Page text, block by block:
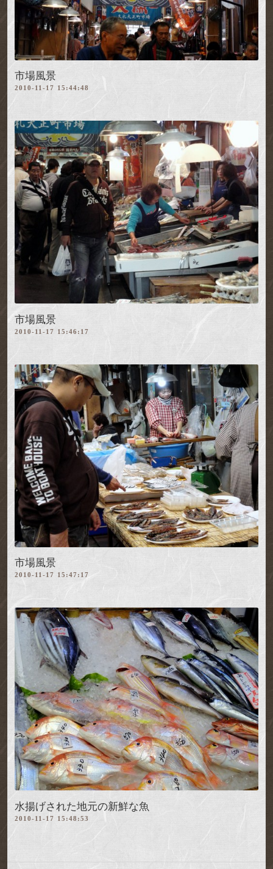
市場風景
2010-11-17 15:44:48
市場風景
2010-11-17 15:46:17
市場風景
2010-11-17 15:47:17
水揚げされた地元の新鮮な魚
2010-11-17 15:48:53